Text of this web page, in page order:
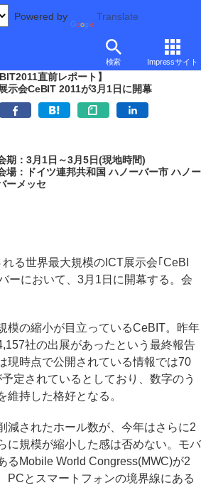
Powered by Translate
検索 Impressサイト
直前レポート】
示会CeBIT 2011が3月1日に開幕
期：3月1日～3月5日(現地時間)
場：ドイツ連邦共和国 ハノーバー市 ハノー
ーメッセ
る世界最大規模のICT展示会｢CeBI
ーにおいて、3月1日に開幕する。会
の縮小が目立っているCeBIT。昨年
社の出展があったという最終報告
現時点で公開されている情報では70
定されているとしており、数字のう
維持した格好となる。
されたホール数が、今年はさらに2
に規模が縮小した感は否めない。モバ
るMobile World Congress(MWC)が2
PCとスマートフォンの境界線にある